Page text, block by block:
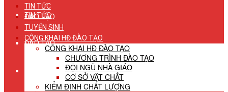
TIN TỨC
ĐÀO TẠO
TUYỂN SINH
TIN TỨC
ĐÀO TẠO
TUYỂN SINH
CÔNG KHAI HĐ ĐÀO TẠO
CÔNG KHAI HĐ ĐÀO TẠO
CHƯƠNG TRÌNH ĐÀO TẠO
ĐỘI NGŨ NHÀ GIÁO
CƠ SỞ VẬT CHẤT
KIỂM ĐỊNH CHẤT LƯỢNG